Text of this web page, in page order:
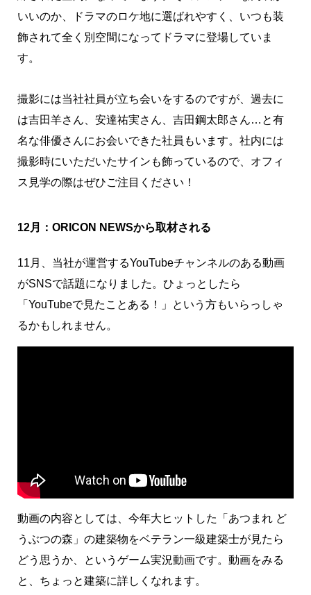
いいのか、ドラマのロケ地に選ばれやすく、いつも装
飾されて全く別空間になってドラマに登場していま
す。
撮影には当社社員が立ち会いをするのですが、過去に
は吉田羊さん、安達祐実さん、吉田鋼太郎さん…と有
名な俳優さんにお会いできた社員もいます。社内には
撮影時にいただいたサインも飾っているので、オフィ
ス見学の際はぜひご注目ください！
12月：ORICON NEWSから取材される
11月、当社が運営するYouTubeチャンネルのある動画
がSNSで話題になりました。ひょっとしたら
「YouTubeで見たことある！」という方もいらっしゃ
るかもしれません。
動画の内容としては、今年大ヒットした「あつまれ ど
うぶつの森」の建築物をベテラン一級建築士が見たら
どう思うか、というゲーム実況動画です。動画をみる
と、ちょっと建築に詳しくなれます。